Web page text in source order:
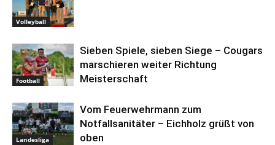
Volleyball
Football
Sieben Spiele, sieben Siege – Cougars
marschieren weiter Richtung
Meisterschaft
Landesliga
Vom Feuerwehrmann zum
Notfallsanitäter – Eichholz grüßt von
oben